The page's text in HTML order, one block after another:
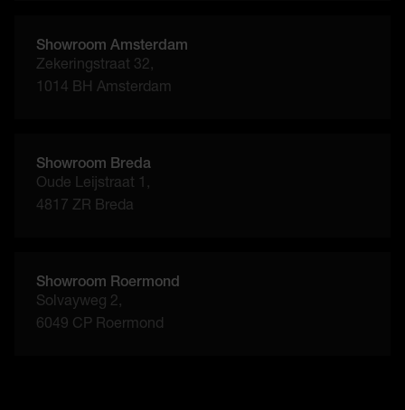
Showroom Amsterdam
Zekeringstraat 32,
1014 BH Amsterdam
Showroom Breda
Oude Leijstraat 1,
4817 ZR Breda
Showroom Roermond
Solvayweg 2,
6049 CP Roermond